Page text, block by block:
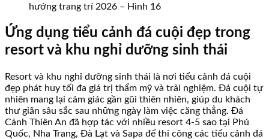
hướng trang trí 2026 – Hình 16
Ứng dụng tiểu cảnh đá cuội đẹp trong
resort và khu nghỉ dưỡng sinh thái
Resort và khu nghỉ dưỡng sinh thái là nơi tiểu cảnh đá cuội
đẹp phát huy tối đa giá trị thẩm mỹ và trải nghiệm. Đá cuội tự
nhiên mang lại cảm giác gần gũi thiên nhiên, giúp du khách
thư giãn sâu sắc sau những ngày làm việc căng thẳng. Đá
Cảnh Thiên An đã hợp tác với nhiều resort 4-5 sao tại Phú
Quốc, Nha Trang, Đà Lạt và Sapa để thi công các tiểu cảnh đá